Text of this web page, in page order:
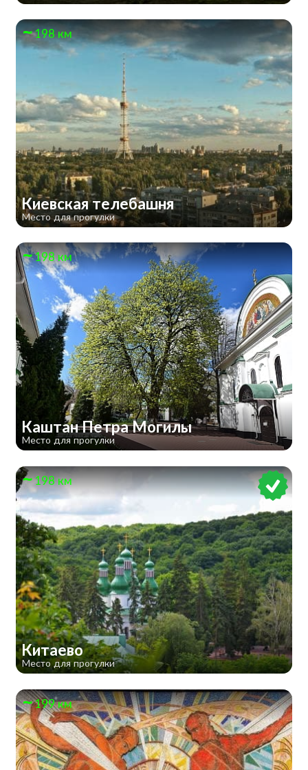
198 км
Киевская телебашня
Место для прогулки
198 км
Каштан Петра Могилы
Место для прогулки
198 км
Китаево
Место для прогулки
199 км